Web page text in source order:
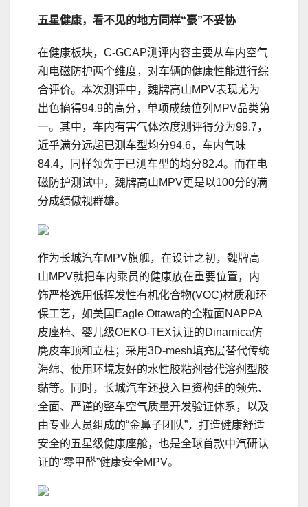
五星健康，看不见的地方同样“豪”不妥协
在健康板块，C-GCAP测评内容主要从车内空气
和电磁防护两个维度，对车辆的健康性能进行综
合评价。本次测评中，魏牌高山MPV表现尤为
出色摘得94.9的高分，单项成绩位列MPV品类第
一。其中，车内有害气体浓度测评得分为99.7，
近乎满分远超已测车型均分94.6，车内气味
84.4，同样领先于已测车型的均分82.4。而在电
磁防护测试中，魏牌高山MPV更是以100分的满
分成绩傲视群雄。
作为长城汽车MPV旗舰，在设计之初，魏牌高
山MPV就把车内乘员的健康放在重要位置，内
饰严格选用低挥发性有机化合物(VOC)材质和环
保工艺，如美国Eagle Ottawa的全粒面NAPPA
皮座椅、婴儿级OEKO-TEX认证的Dinamica仿
麂皮车顶和立柱；采用3D-mesh填充层替代传统
海绵、使用环境友好的水性胶粘剂替代溶剂型胶
黏等。同时，长城汽车还投入巨资构建的领先、
全面、严谨的整车空气质量开发验证体系，以及
由专业人员组成的“金鼻子团队”，打造健康舒适
安全的五星级健康座舱，也是全球首款中汽研认
证的“零甲醛”健康安全MPV。